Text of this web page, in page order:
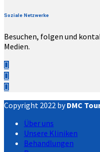
Soziale Netzwerke
Besuchen, folgen und
Medien.
Copyright 2022 byDMC
Über uns
Unsere Kliniken
Behandlungen